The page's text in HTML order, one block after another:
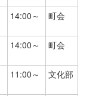
14:00～ 町会
14:00～ 町会
11:00～ 文化部